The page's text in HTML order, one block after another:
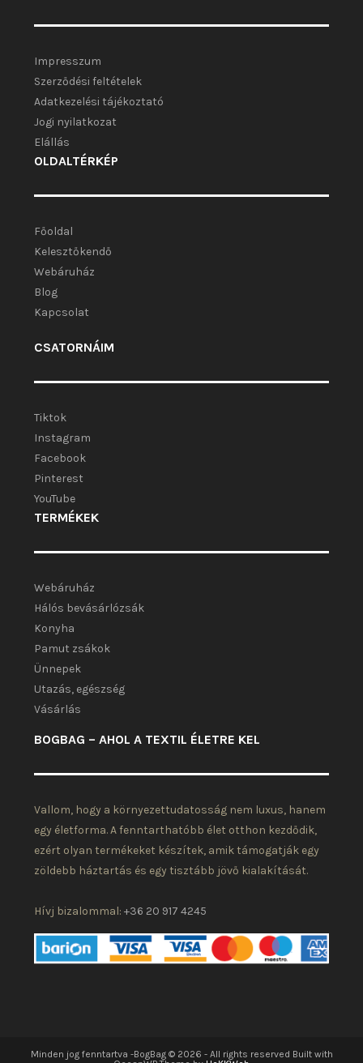
Impresszum
Szerződési feltételek
Adatkezelési tájékoztató
Jogi nyilatkozat
Elállás
OLDALTÉRKÉP
Főoldal
Kelesztőkendő
Webáruház
Blog
Kapcsolat
CSATORNÁIM
Tiktok
Instagram
Facebook
Pinterest
YouTube
TERMÉKEK
Webáruház
Hálós bevásárlózsák
Konyha
Pamut zsákok
Ünnepek
Utazás, egészség
Vásárlás
BOGBAG – AHOL A TEXTIL ÉLETRE KEL
Vallom, hogy a környezettudatosság nem luxus, hanem
egy életforma. A fenntarthatóbb élet otthon kezdődik,
ezért olyan termékeket készítek, amik támogatják egy
zöldebb háztartás és egy tisztább jövő kialakítását.
Hívj bizalommal:+36 20 917 4245
Minden jog fenntartva -BogBag © 2026 - All rights reserved Built with